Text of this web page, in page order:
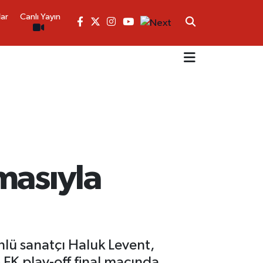
Canlı Yayın
sanatçı Haluk Levent,